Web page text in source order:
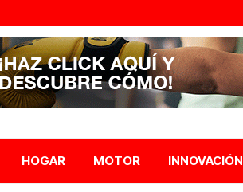
HOGAR MOTOR INNOVACIÓN